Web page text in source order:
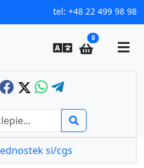
tel: +48 22 499 98 98
0
si/cgs